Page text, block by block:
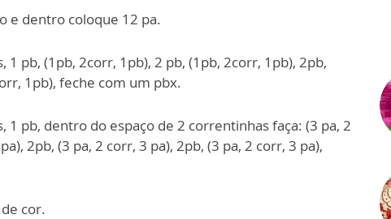
e dentro coloque 12 pa.
pb, (1pb, 2corr, 1pb), 2 pb, (1pb, 2corr, 1pb), 2pb,
1pb), feche com um pbx.
1 pb, dentro do espaço de 2 correntinhas faça: (3 pa, 2
2pb, (3 pa, 2 corr, 3 pa), 2pb, (3 pa, 2 corr, 3 pa),
cor.